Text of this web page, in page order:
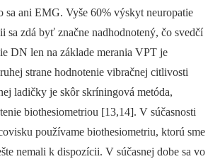
sa ani EMG. Vyše 60% výskyt neuropatie
sa zdá byť značne nadhodnotený, čo svedčí
DN len na základe merania VPT je
strane hodnotenie vibračnej citlivosti
ladičky je skôr skríningová metóda,
bio­thesiometriou [13,14]. V súčasnosti
používame bio­thesiometriu, ktorú sme
nemali k dispozícii. V súčasnej dobe sa vo